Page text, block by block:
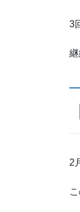
3
2